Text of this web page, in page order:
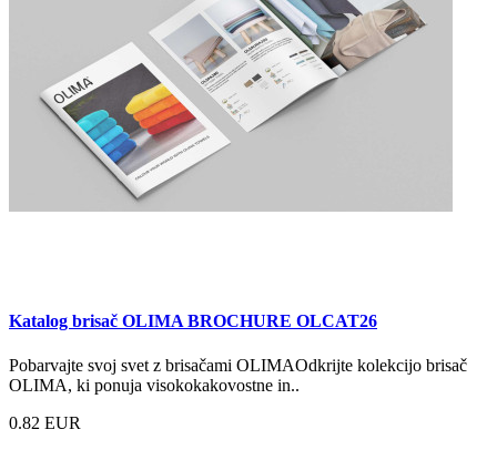
Katalog brisač OLIMA BROCHURE OLCAT26
Pobarvajte svoj svet z brisačami OLIMAOdkrijte kolekcijo brisač
OLIMA, ki ponuja visokokakovostne in..
0.82 EUR